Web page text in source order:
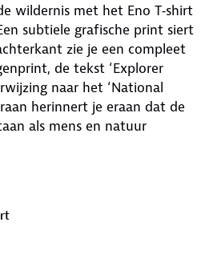
wildernis met het Eno T‑shirt
subtiele grafische print siert
zie je een compleet
de tekst ‘Explorer
naar het ‘National
herinnert je eraan dat de
als mens en natuur
tocht. Hij is gemaakt
Standard, een wereldwijd
vezels. Verruil de